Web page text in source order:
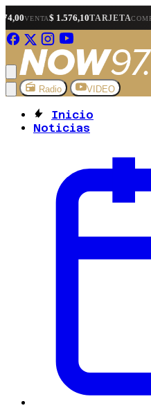
$ 1.576,10TARJETACOMPRA$
Radio VIDEO
Inicio
Noticias